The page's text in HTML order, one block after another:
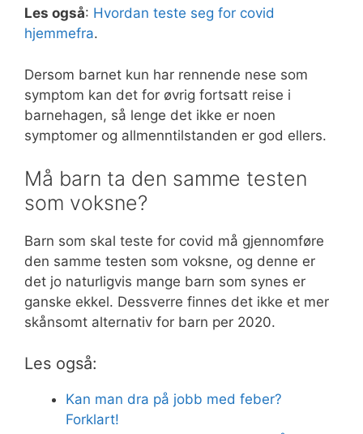
Les også: Hvordan teste seg for covid
hjemmefra.
Dersom barnet kun har rennende nese som
symptom kan det for øvrig fortsatt reise i
barnehagen, så lenge det ikke er noen
symptomer og allmenntilstanden er god ellers.
Må barn ta den samme testen
som voksne?
Barn som skal teste for covid må gjennomføre
den samme testen som voksne, og denne er
det jo naturligvis mange barn som synes er
ganske ekkel. Dessverre finnes det ikke et mer
skånsomt alternativ for barn per 2020.
Les også:
Kan man dra på jobb med feber?
Forklart!